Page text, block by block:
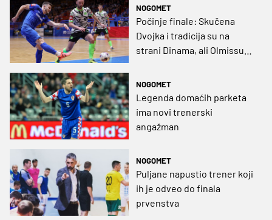
NOGOMET
Počinje finale: Skučena
Dvojka i tradicija su na
strani Dinama, ali Olmissum
utakmica
NOGOMET
Legenda domaćih parketa
ima novi trenerski
angažman
NOGOMET
Puljane napustio trener koji
ih je odveo do finala
prvenstva